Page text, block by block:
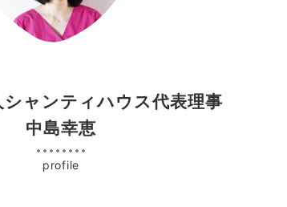
シャンティハウス代表理事
中島幸恵
profile